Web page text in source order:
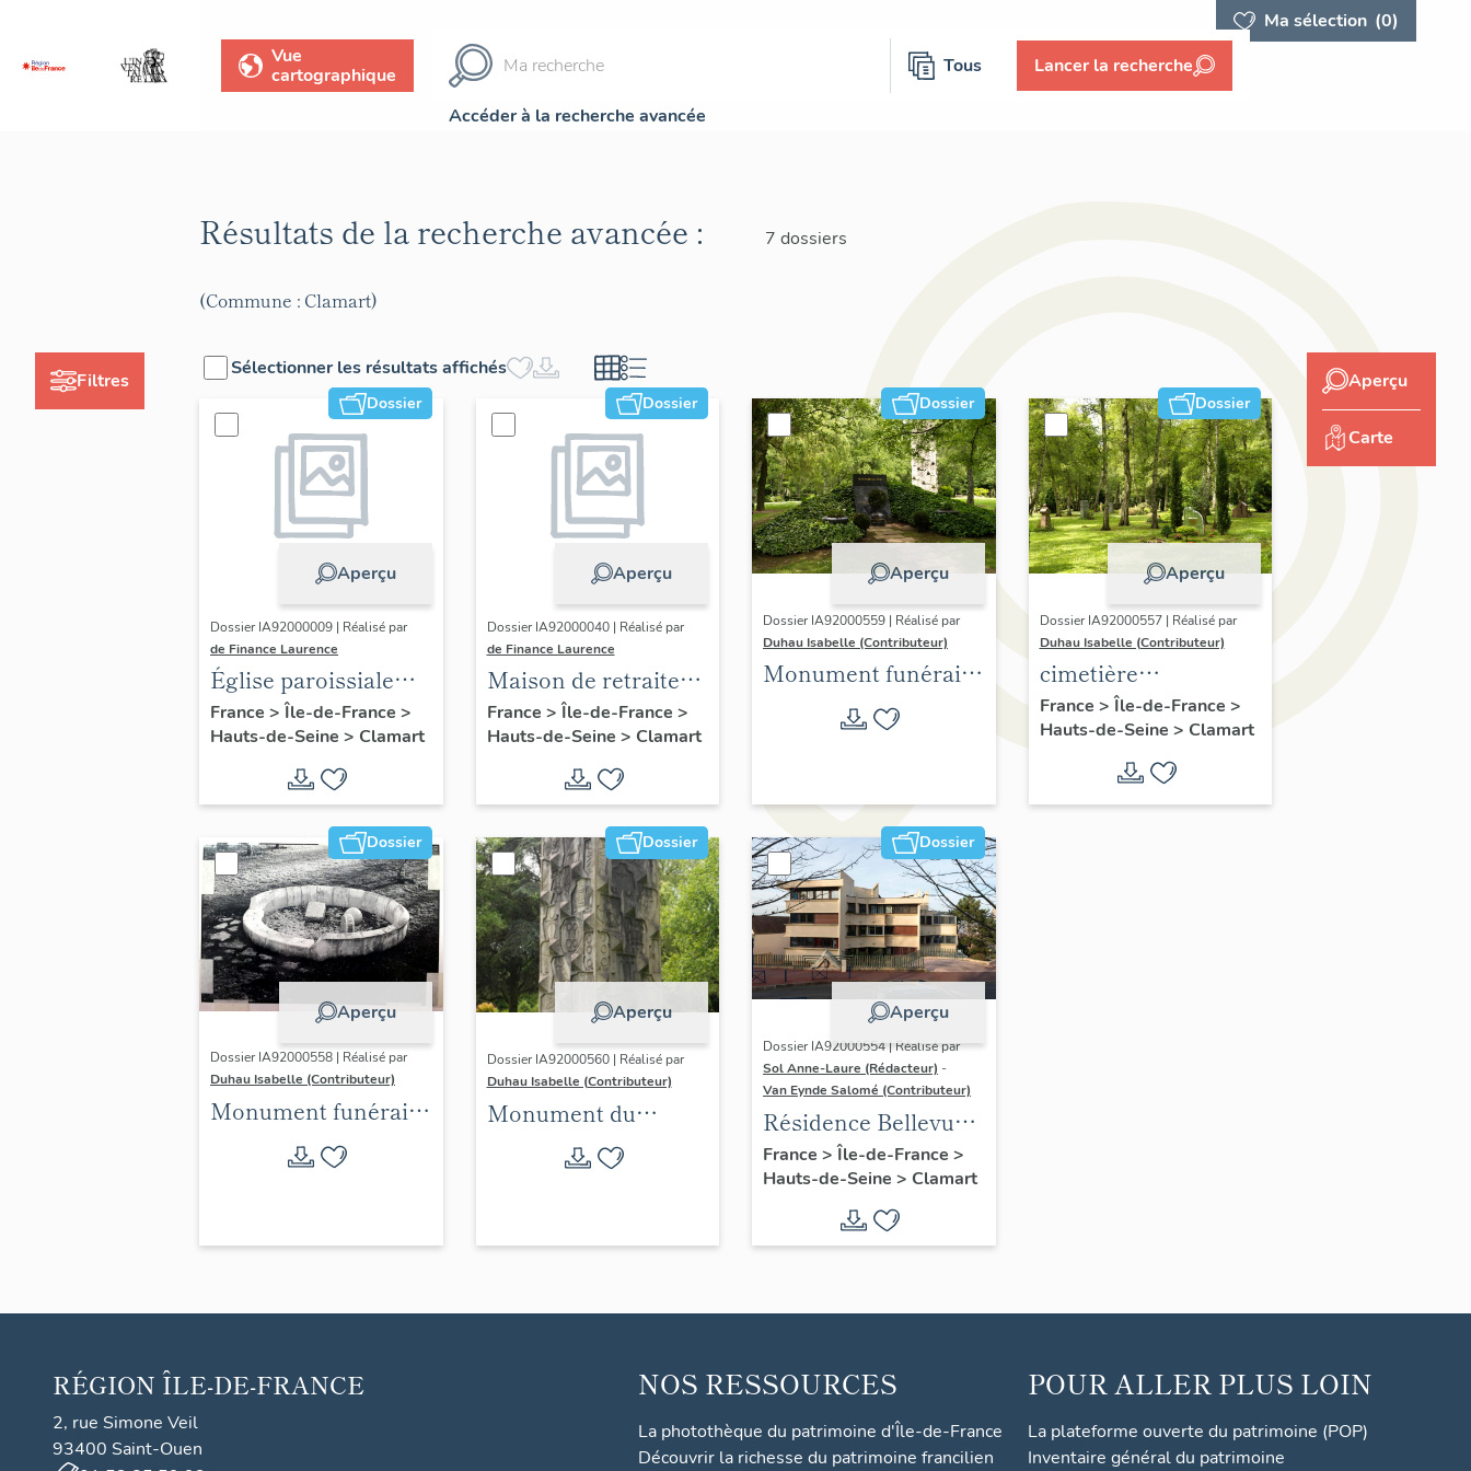
Ma sélection (0)
Vue
cartographique
Tous Lancer la recherche
Accéder à la recherche avancée
Filtres
Résultats de la recherche avancée : 7 dossiers
(Commune : Clamart)
Sélectionner les résultats affichés
Dossier
Aperçu
Dossier IA92000009 | Réalisé par
de Finance Laurence
Église paroissiale
Saint-François-de-
Sales
France > Île-de-France >
Hauts-de-Seine > Clamart
Dossier
Aperçu
Dossier IA92000040 | Réalisé par
de Finance Laurence
Maison de retraite
Ferrari, fondation
Brignole Galliera
France > Île-de-France >
Hauts-de-Seine > Clamart
Dossier
Aperçu
Dossier IA92000559 | Réalisé par
Duhau Isabelle (Contributeur)
Monument funéraire
de la famille Lesage
Dossier
Aperçu
Dossier IA92000557 | Réalisé par
Duhau Isabelle (Contributeur)
cimetière
intercommunal du
Parc
France > Île-de-France >
Hauts-de-Seine > Clamart
Dossier
Aperçu
Dossier IA92000558 | Réalisé par
Duhau Isabelle (Contributeur)
Monument funéraire
de la famille Auzelle
Dossier
Aperçu
Dossier IA92000560 | Réalisé par
Duhau Isabelle (Contributeur)
Monument du
cimetière
Dossier
Aperçu
Dossier IA92000554 | Réalisé par
Sol Anne-Laure (Rédacteur) -
Van Eynde Salomé (Contributeur)
Résidence Bellevue,
Clamart
France > Île-de-France >
Hauts-de-Seine > Clamart
Aperçu
Carte
RÉGION ÎLE-DE-FRANCE
2, rue Simone Veil
93400 Saint-Ouen
NOS RESSOURCES
La photothèque du patrimoine d'Île-de-France
Découvrir la richesse du patrimoine francilien
POUR ALLER PLUS LOIN
La plateforme ouverte du patrimoine (POP)
Inventaire général du patrimoine